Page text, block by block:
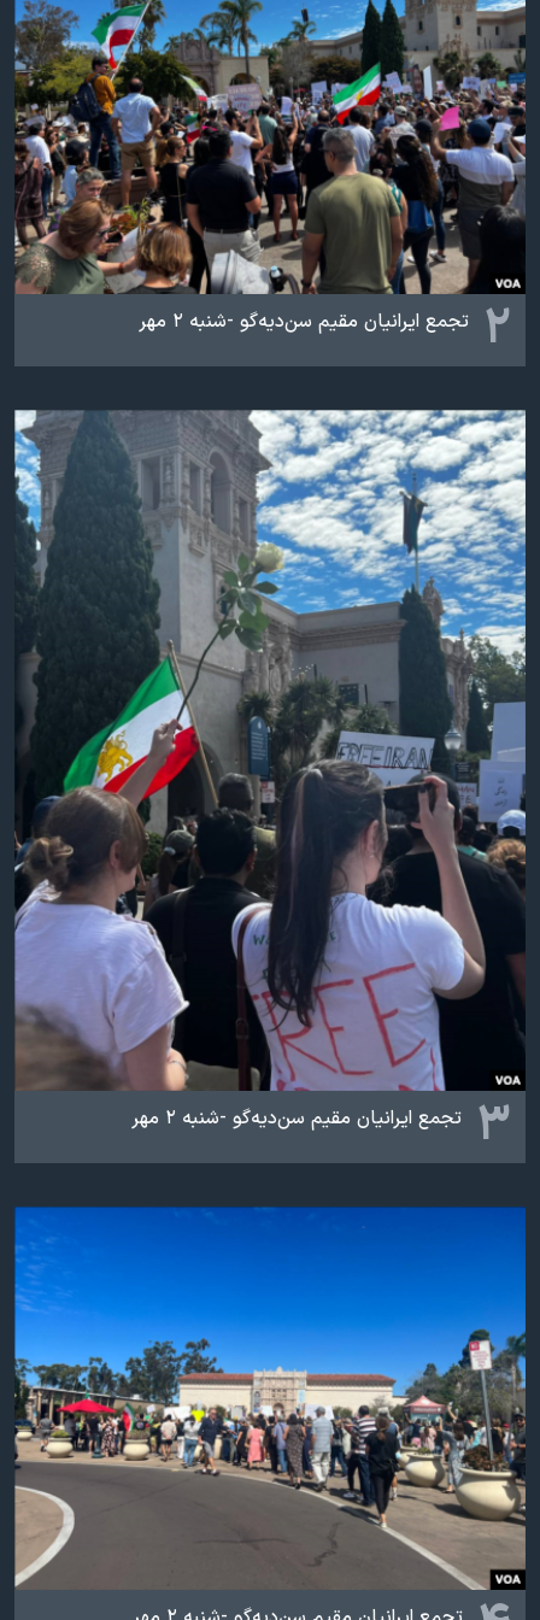
نرگس محمدی برنده جایزه نوبل صلح
همایش محافظه‌کاران آمریکا «سی‌پک»
صفحه‌های ویژه
سفر پرزیدنت ترامپ به چین
۲ تجمع ایرانیان مقیم سن‌دیه‌گو -شنبه ۲ مهر
۳ تجمع ایرانیان مقیم سن‌دیه‌گو -شنبه ۲ مهر